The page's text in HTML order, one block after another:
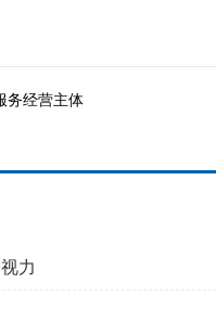
务经营主体
力